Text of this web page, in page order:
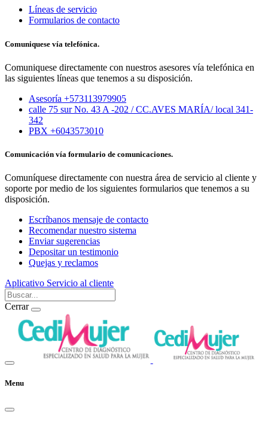
Líneas de servicio
Formularios de contacto
Comuniquese vía telefónica.
Comuniquese directamente con nuestros asesores vía telefónica en
las siguientes líneas que tenemos a su disposición.
Asesoría +573113979905
calle 75 sur No. 43 A -202 / CC.AVES MARÍA/ local 341-
342
PBX +6043573010
Comunicación vía formulario de comunicaciones.
Comuníquese directamente con nuestra área de servicio al cliente y
soporte por medio de los siguientes formularios que tenemos a su
disposición.
Escríbanos mensaje de contacto
Recomendar nuestro sistema
Enviar sugerencias
Depositar un testimonio
Quejas y reclamos
Aplicativo Servicio al cliente
Cerrar
Menu